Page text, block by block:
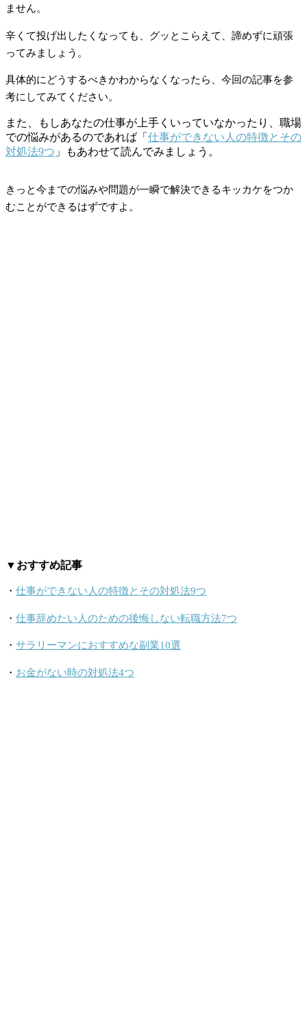
ません。
辛くて投げ出したくなっても、グッとこらえて、諦めずに頑張
ってみましょう。
具体的にどうするべきかわからなくなったら、今回の記事を参
考にしてみてください。
また、もしあなたの仕事が上手くいっていなかったり、職場
での悩みがあるのであれば「 仕事ができない人の特徴とその
対処法9つ 」もあわせて読んでみましょう。
きっと今までの悩みや問題が一瞬で解決できるキッカケをつか
むことができるはずですよ。
▼おすすめ記事
・ 仕事ができない人の特徴とその対処法9つ
・ 仕事辞めたい人のための後悔しない転職方法7つ
・ サラリーマンにおすすめな副業10選
・ お金がない時の対処法4つ